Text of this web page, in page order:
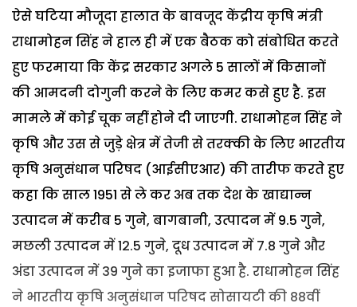
ऐसे घटिया मौजूदा हालात के बावजूद केंद्रीय कृषि मंत्री
राधामोहन सिंह ने हाल ही में एक बैठक को संबोधित करते
हुए फरमाया कि केंद्र सरकार अगले 5 सालों में किसानों
की आमदनी दोगुनी करने के लिए कमर कसे हुए है. इस
मामले में कोई चूक नहीं होने दी जाएगी. राधामोहन सिंह ने
कृषि और उस से जुड़े क्षेत्र में तेजी से तरक्की के लिए भारतीय
कृषि अनुसंधान परिषद (आईसीएआर) की तारीफ करते हुए
कहा कि साल 1951 से ले कर अब तक देश के खाद्यान्न
उत्पादन में करीब 5 गुने, बागबानी, उत्पादन में 9.5 गुने,
मछली उत्पादन में 12.5 गुने, दूध उत्पादन में 7.8 गुने और
अंडा उत्पादन में 39 गुने का इजाफा हुआ है. राधामोहन सिंह
ने भारतीय कृषि अनुसंधान परिषद सोसायटी की 88वीं